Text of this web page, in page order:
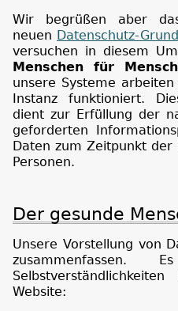
Wir begrüßen aber
neuen Datenschutz-
versuchen in diesem
Menschen für
unsere Systeme
Instanz funktioniert.
dient zur Erfüllung der
geforderten
Daten zum Zeitpunkt
Personen.
Der gesunde
Unsere Vorstellung von
Website: